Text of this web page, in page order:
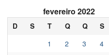
fevereiro 2022
D S T Q Q S
1
2 3 4